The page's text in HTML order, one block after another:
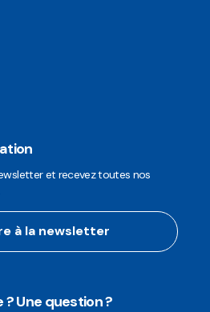
et recevez toutes nos
à la newsletter
? Une question ?